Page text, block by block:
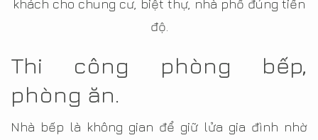
khách cho chung cư, biệt thự, nhà phố đúng tiến
độ.
Thi công phòng bếp,
phòng ăn.
Nhà bếp là không gian để giữ lửa gia đình nhờ